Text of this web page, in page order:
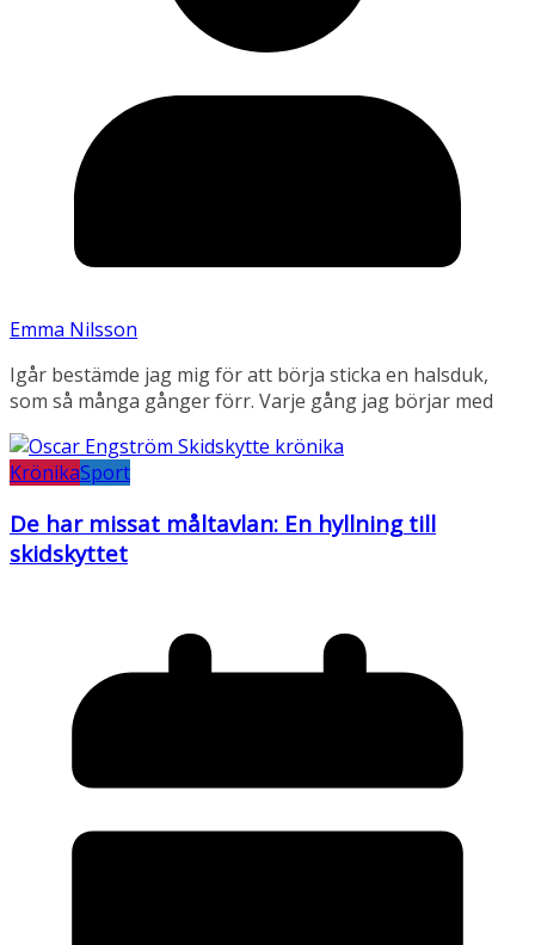
Emma Nilsson
Igår bestämde jag mig för att börja sticka en halsduk,
som så många gånger förr. Varje gång jag börjar med
KrönikaSport
De har missat måltavlan: En hyllning till
skidskyttet